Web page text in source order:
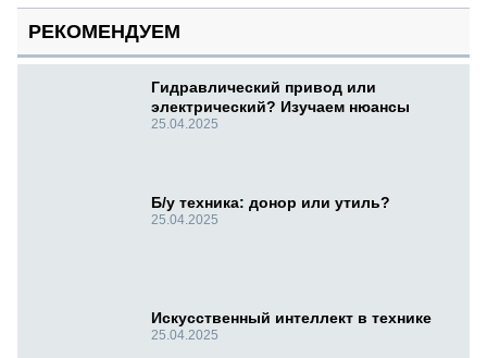
РЕКОМЕНДУЕМ
Гидравлический привод или
электрический? Изучаем нюансы
25.04.2025
Б/у техника: донор или утиль?
25.04.2025
Искусственный интеллект в технике
25.04.2025